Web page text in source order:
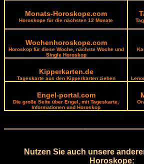
Monats-Horoskope.com
Horoskope für die nächsten 12 Monate
Wochenhoroskope.com
Horoskop für diese Woche, nächste Woche und
Single Horoskop
Kipperkarten.de
Tageskarte aus den Kipperkarten ziehen
Engel-portal.com
Die große Seite über Engel, mit Tageskarte,
Informationen und Horoskop
Nutzen Sie auch unsere
Horoskope: